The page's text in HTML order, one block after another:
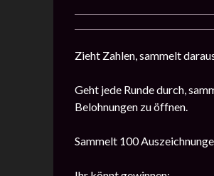
Zieht Zahlen, sammelt
Geht jede Runde durch,
Belohnungen zu öffnen.
Sammelt 100